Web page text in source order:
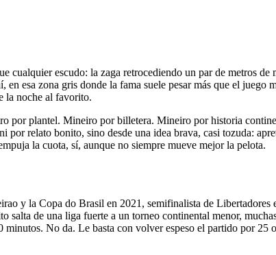
cualquier escudo: la zaga retrocediendo un par de metros
esa zona gris donde la fama suele pesar más que el juego
la noche al favorito.
por plantel. Mineiro por billetera. Mineiro por historia
relato bonito, sino desde una idea brava, casi tozuda:
la cuota, sí, aunque no siempre mueve mejor la pelota.
y la Copa do Brasil en 2021, semifinalista de Libertadores
de una liga fuerte a un torneo continental menor,
No da. Le basta con volver espeso el partido por